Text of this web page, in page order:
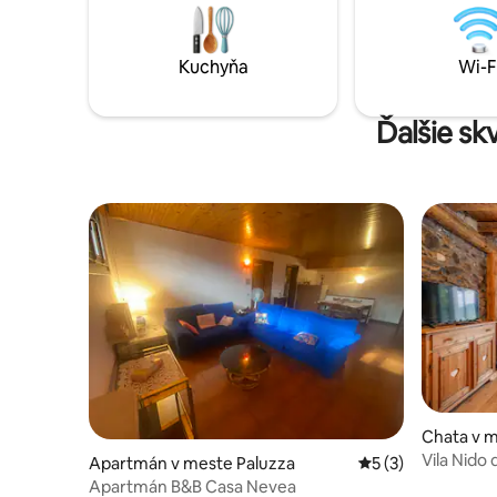
je
Kuchyňa Wi-
Ďalšie
Apartmán v meste Paluzza Priemerné
5 (3)
Apartmán B&B Casa Nevea
Chata v
Vila Nido